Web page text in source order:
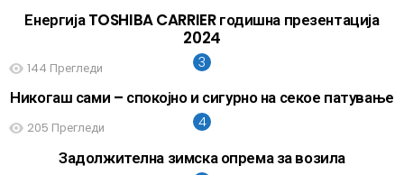
Енергија TOSHIBA CARRIER годишна презентација
2024
144 Прегледи
Никогаш сами – спокојно и сигурно на секое патување
205 Прегледи
Задолжителна зимска опрема за возила